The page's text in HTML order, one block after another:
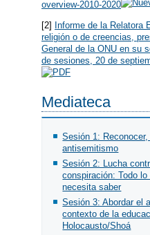
overview-2010-2020
[2] Informe de la Relatora
religión o de creencias,
General de la ONU en su
de sesiones, 20 de
Mediateca
Sesión 1:
antisemitismo
Sesión 2: Lucha
conspiración: Todo
necesita saber
Sesión 3: Abordar el
contexto de la
Holocausto/Shoá